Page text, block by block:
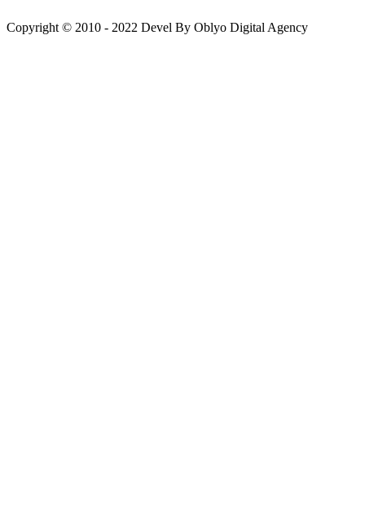
Copyright © 2010 - 2022 Devel By Oblyo Digital Agency